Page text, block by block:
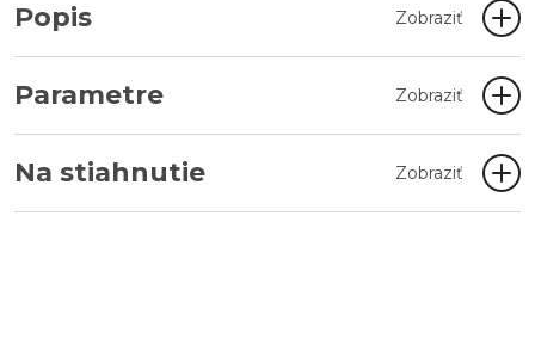
Popis Zobraziť
Parametre Zobraziť
Na stiahnutie Zobraziť